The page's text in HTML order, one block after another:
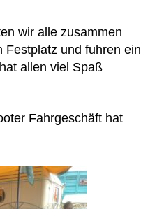
wir alle zusammen
Festplatz und fuhren ein
allen viel Spaß
Fahrgeschäft hat